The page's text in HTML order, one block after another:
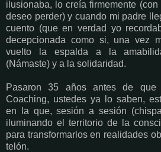
ilusionaba, lo creía firmemente
deseo perder) y cuando mi padre
cuento (que en verdad yo
decepcionada como si, una vez
vuelto la espalda a la
(Námaste) y a la solidaridad.
Pasaron 35 años antes de que
Coaching, ustedes ya lo saben,
en la que, sesión a sesión
iluminando el territorio de la
para transformarlos en realidades
telón.